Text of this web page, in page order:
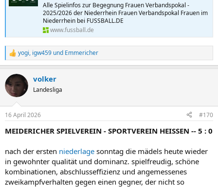
Alle Spielinfos zur Begegnung Frauen Verbandspokal -
2025/2026 der Niederrhein Frauen Verbandspokal Frauen im
Niederrhein bei FUSSBALL.DE
www.fussball.de
R
e
k
t
i
e
:
yogi, igw459 und Emmericher
volker
Landesliga
16 April 2026 #170
MEIDERICHER SPIELVEREIN - SPORTVEREIN HEISSEN -- 5 : 0
nach der ersten niederlage sonntag die mädels heute wieder
in gewohnter qualität und dominanz. spielfreudig, schöne
kombinationen, abschlusseffizienz und angemessenes
zweikampfverhalten gegen einen gegner, der nicht so